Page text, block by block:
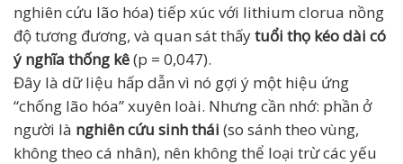
nghiên cứu lão hóa) tiếp xúc với lithium clorua nồng
độ tương đương, và quan sát thấytuổi thọ kéo dài có
ý nghĩa thống kê(p = 0,047).
Đây là dữ liệu hấp dẫn vì nó gợi ý một hiệu ứng
“chống lão hóa” xuyên loài. Nhưng cần nhớ: phần ở
người là nghiên cứu sinh thái (so sánh theo vùng,
không theo cá nhân), nên không thể loại trừ các yếu